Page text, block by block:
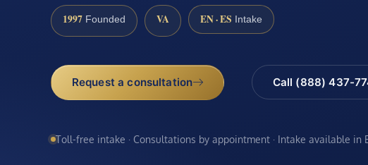
1997 Founded VA EN · ES Intake
Request a consultation Call (888) 437-
Toll-free intake · Consultations by appointment · Intake available in